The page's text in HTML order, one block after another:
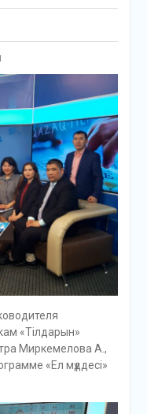
«Тілдарын»
Миркемелова А.,
«Ел мүддесі»